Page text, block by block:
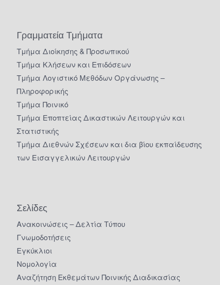
Γραμματεία Τμήματα
Τμήμα Διοίκησης & Προσωπικού
Τμήμα Κλήσεων και Επιδόσεων
Τμήμα Λογιστικό Μεθόδων Οργάνωσης –
Πληροφορικής
Τμήμα Ποινικό
Τμήμα Εποπτείας Δικαστικών Λειτουργών και
Στατιστικής
Τμήμα Διεθνών Σχέσεων και δια βίου εκπαίδευσης
των Εισαγγελικών Λειτουργών
Σελίδες
Ανακοινώσεις – Δελτία Τύπου
Γνωμοδοτήσεις
Εγκύκλιοι
Νομολογία
Αναζήτηση Εκθεμάτων Ποινικής Διαδικασίας